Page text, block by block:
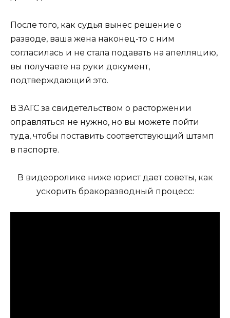
После того, как судья вынес решение о
разводе, ваша жена наконец-то с ним
согласилась и не стала подавать на апелляцию,
вы получаете на руки документ,
подтверждающий это.
В ЗАГС за свидетельством о расторжении
оправляться не нужно, но вы можете пойти
туда, чтобы поставить соответствующий штамп
в паспорте.
В видеоролике ниже юрист дает советы, как
ускорить бракоразводный процесс: